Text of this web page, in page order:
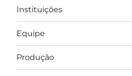
Instituições
Equipe
Produção